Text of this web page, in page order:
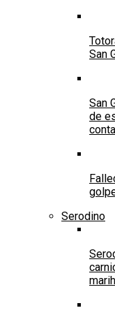
San
San
de
Serodino